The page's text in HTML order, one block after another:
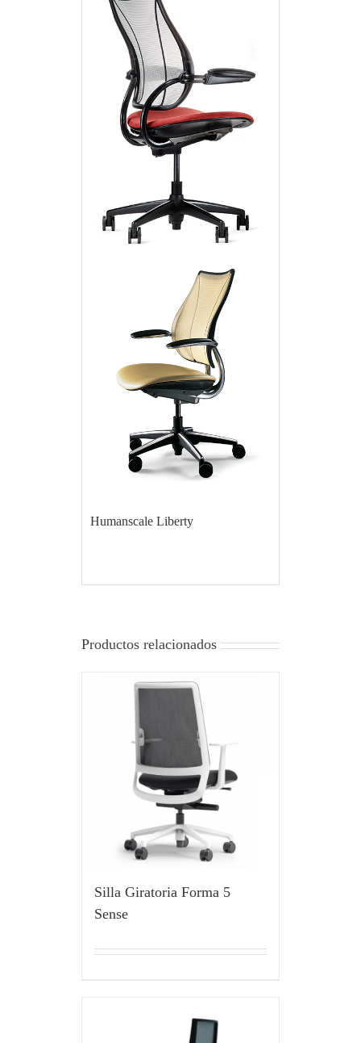
Humanscale Liberty
Productos relacionados
Silla Giratoria Forma 5
Sense